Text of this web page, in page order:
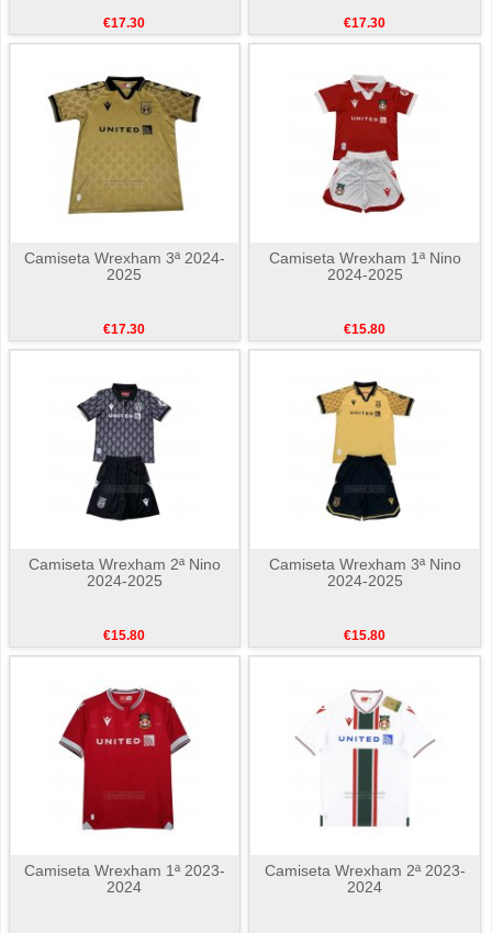
€17.30 €17.30
Camiseta Wrexham 3ª 2024-
2025
€17.30
Camiseta Wrexham 1ª Nino
2024-2025
€15.80
Camiseta Wrexham 2ª Nino
2024-2025
€15.80
Camiseta Wrexham 3ª Nino
2024-2025
€15.80
Camiseta Wrexham 1ª 2023-
2024
Camiseta Wrexham 2ª 2023-
2024